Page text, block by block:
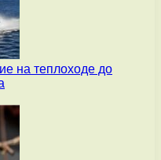
на теплоходе до